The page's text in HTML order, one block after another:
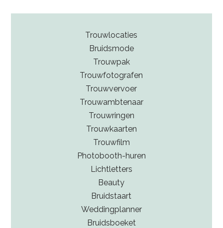
Trouwlocaties
Bruidsmode
Trouwpak
Trouwfotografen
Trouwvervoer
Trouwambtenaar
Trouwringen
Trouwkaarten
Trouwfilm
Photobooth-huren
Lichtletters
Beauty
Bruidstaart
Weddingplanner
Bruidsboeket